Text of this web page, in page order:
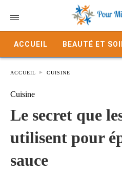
ACCUEIL BEAUTÉ ET
ACCUEIL CUISINE
Cuisine
Le secret que
utilisent pour
sauce